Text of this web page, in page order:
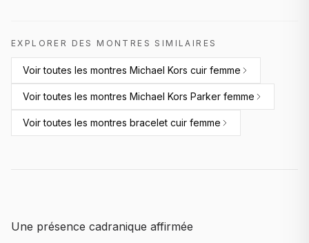
EXPLORER DES MONTRES SIMILAIRES
Voir toutes les montres Michael Kors cuir femme
Voir toutes les montres Michael Kors Parker femme
Voir toutes les montres bracelet cuir femme
Une présence cadranique affirmée